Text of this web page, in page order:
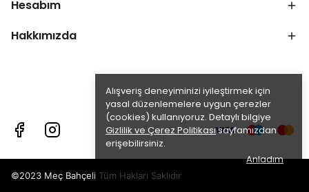
Alışveriş deneyiminizi iyileştirmek için
yasal düzenlemelere uygun çerezler
(cookies) kullanıyoruz. Detaylı bilgiye
Gizlilik ve Çerez Politikasısayfamızdan
erişebilirsiniz.
Anladım
Hesabım
Hakkımızda
©2023 Meç Bahçeli Tüm Hakları Saklıdır